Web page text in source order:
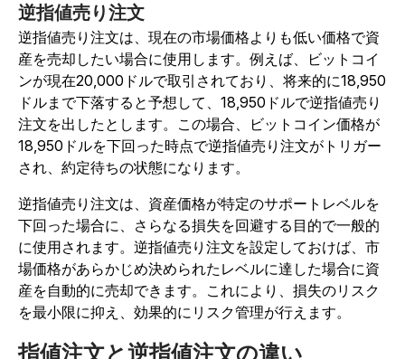
逆指値売り注文
逆指値売り注文は、現在の市場価格よりも低い価格で資
産を売却したい場合に使用します。例えば、ビットコイ
ンが現在20,000ドルで取引されており、将来的に18,950
ドルまで下落すると予想して、18,950ドルで逆指値売り
注文を出したとします。この場合、ビットコイン価格が
18,950ドルを下回った時点で逆指値売り注文がトリガー
され、約定待ちの状態になります。
逆指値売り注文は、資産価格が特定のサポートレベルを
下回った場合に、さらなる損失を回避する目的で一般的
に使用されます。逆指値売り注文を設定しておけば、市
場価格があらかじめ決められたレベルに達した場合に資
産を自動的に売却できます。これにより、損失のリスク
を最小限に抑え、効果的にリスク管理が行えます。
指値注文と逆指値注文の違い